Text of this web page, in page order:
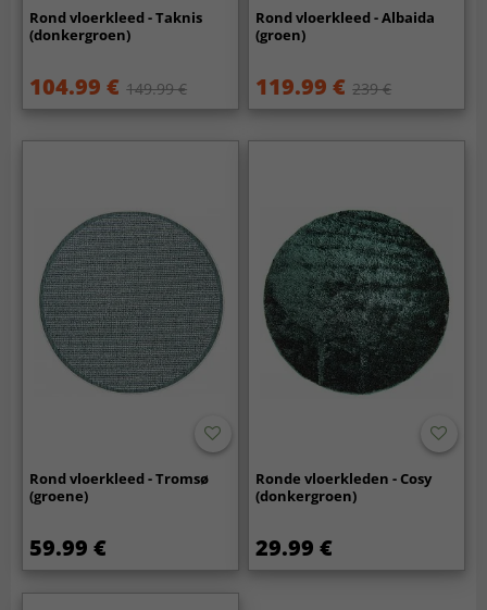
Rond vloerkleed - Taknis
(donkergroen)
104.99 € 149.99 €
Rond vloerkleed - Albaida
(groen)
119.99 € 239 €
Rond vloerkleed - Tromsø
(groene)
59.99 €
Ronde vloerkleden - Cosy
(donkergroen)
29.99 €